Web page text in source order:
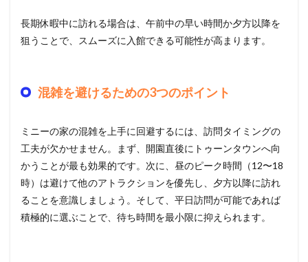
長期休暇中に訪れる場合は、午前中の早い時間か夕方以降を
狙うことで、スムーズに入館できる可能性が高まります。
混雑を避けるための3つのポイント
ミニーの家の混雑を上手に回避するには、訪問タイミングの
工夫が欠かせません。まず、開園直後にトゥーンタウンへ向
かうことが最も効果的です。次に、昼のピーク時間（12〜18
時）は避けて他のアトラクションを優先し、夕方以降に訪れ
ることを意識しましょう。そして、平日訪問が可能であれば
積極的に選ぶことで、待ち時間を最小限に抑えられます。